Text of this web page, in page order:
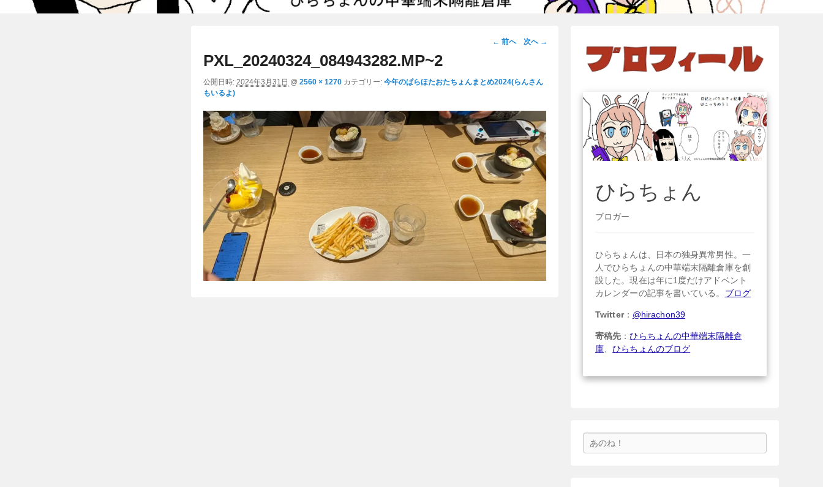
画
ビ
ー
シ
ョ
ン
← 前へ 次へ →
PXL_20240324_084943282.MP~2
公開日時: 2024年3月31日 @ 2560 × 1270 カテゴリー: 今年のぱらほたおたちょんまとめ2024(らんさん
もいるよ)
ひらちょん
ブロガー
ひらちょんは、日本の独身異常男性。一
人でひらちょんの中華端末隔離倉庫を創
設した。現在は年に1度だけアドベント
カレンダーの記事を書いている。 ブログ
Twitter： @hirachon39
寄稿先 ：ひらちょんの中華端末隔離倉
庫 、ひらちょんのブログ
索